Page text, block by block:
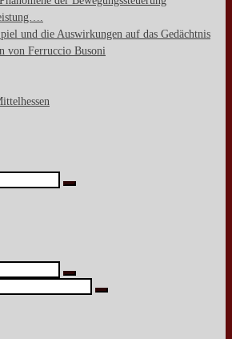
und die Auswirkungen auf das Gedächtnis
von Ferruccio Busoni
Suchen …
Suchen …
Suchen …